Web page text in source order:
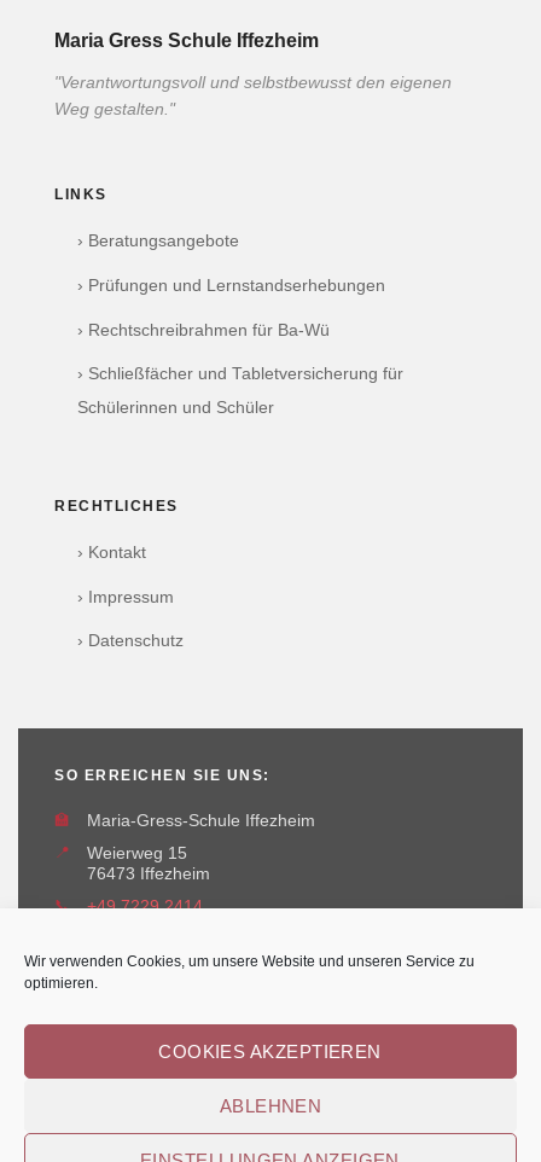
Wir verwenden Cookies, um unsere Website und unseren Service zu
optimieren.
COOKIES AKZEPTIEREN
ABLEHNEN
Maria Gress Schule Iffezheim
"Verantwortungsvoll und selbstbewusst den eigenen
Weg gestalten."
LINKS
› Beratungsangebote
› Prüfungen und Lernstandserhebungen
› Rechtschreibrahmen für Ba-Wü
› Schließfächer und Tabletversicherung für
Schülerinnen und Schüler
RECHTLICHES
› Kontakt
› Impressum
› Datenschutz
SO ERREICHEN SIE UNS:
🏫
Maria-Gress-Schule Iffezheim
📍
Weierweg 15
76473 Iffezheim
📞
+49 7229 2414
© Maria-Gress-Schule Iffezheim